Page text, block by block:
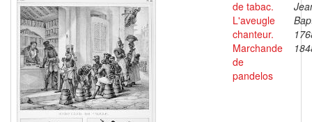
de tabac.
L'aveugle
chanteur.
Marchande
de
pandelos